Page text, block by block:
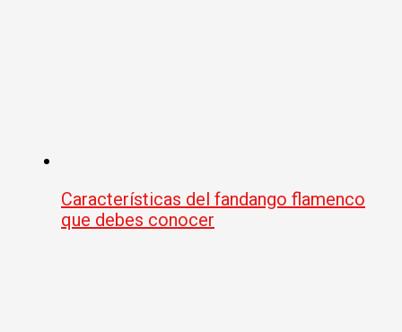
Características del fandango flamenco
que debes conocer